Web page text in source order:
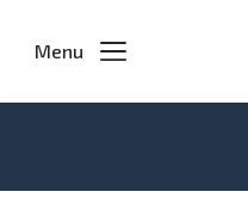
Menu